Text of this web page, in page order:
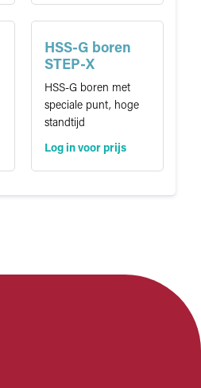
HSS-G boren
STEP-X
HSS-G boren met
speciale punt, hoge
standtijd
Log in voor prijs